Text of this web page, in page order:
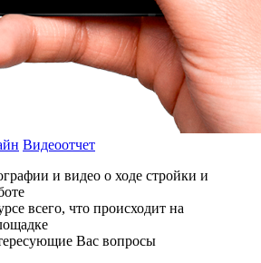
Видеоотчет
и видео о ходе стройки и
всего, что происходит на
Вас вопросы